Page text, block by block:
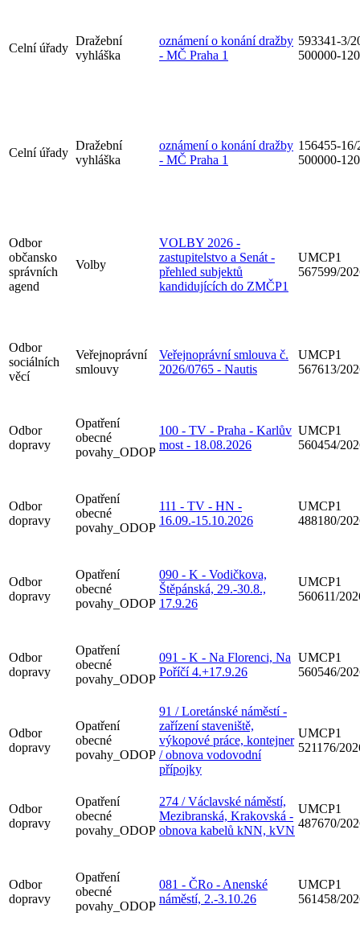
Celní úřady
Dražební
vyhláška
oznámení o konání dražby
- MČ Praha 1
593341-3/
500000-
Celní úřady
Dražební
vyhláška
oznámení o konání dražby
- MČ Praha 1
156455-16/
500000-
Odbor
občansko
správních
agend
Volby
VOLBY 2026 -
zastupitelstvo a Senát -
přehled subjektů
kandidujících do ZMČP1
UMCP1
567599/
Odbor
sociálních
věcí
Veřejnoprávní
smlouvy
Veřejnoprávní smlouva č.
2026/0765 - Nautis
UMCP1
567613/
Odbor
dopravy
Opatření
obecné
povahy_ODOP
100 - TV - Praha - Karlův
most - 18.08.2026
UMCP1
560454/
Odbor
dopravy
Opatření
obecné
povahy_ODOP
111 - TV - HN -
16.09.-15.10.2026
UMCP1
488180/
Odbor
dopravy
Opatření
obecné
povahy_ODOP
090 - K - Vodičkova,
Štěpánská, 29.-30.8.,
17.9.26
UMCP1
560611/
Odbor
dopravy
Opatření
obecné
povahy_ODOP
091 - K - Na Florenci, Na
Poříčí 4.+17.9.26
UMCP1
560546/
Odbor
dopravy
Opatření
obecné
povahy_ODOP
91 / Loretánské náměstí -
zařízení staveniště,
výkopové práce, kontejner
/ obnova vodovodní
přípojky
UMCP1
521176/
Odbor
dopravy
Opatření
obecné
povahy_ODOP
274 / Václavské náměstí,
Mezibranská, Krakovská -
obnova kabelů kNN, kVN
UMCP1
487670/
Odbor
dopravy
Opatření
obecné
povahy_ODOP
081 - ČRo - Anenské
náměstí, 2.-3.10.26
UMCP1
561458/